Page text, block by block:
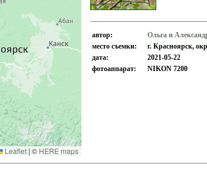
Leaflet | © HERE maps
автор:
Ольга и
место съемки:
г. Красноярск,
дата:
2021-05-22
фотоаппарат:
NIKON 7200